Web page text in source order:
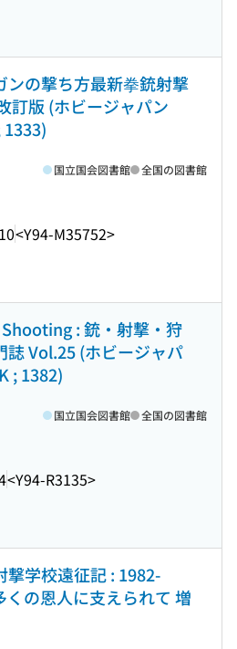
ンの撃ち方最新拳銃射撃
訂版 (ホビージャパン
1333)
<Y94-M35752>
国立国会図書館 全国の図書館
: 銃・射撃・狩
誌 Vol.25 (ホビージャパ
; 1382)
<Y94-R3135>
国立国会図書館 全国の図書館
撃学校遠征記 : 1982-
くの恩人に支えられて 増